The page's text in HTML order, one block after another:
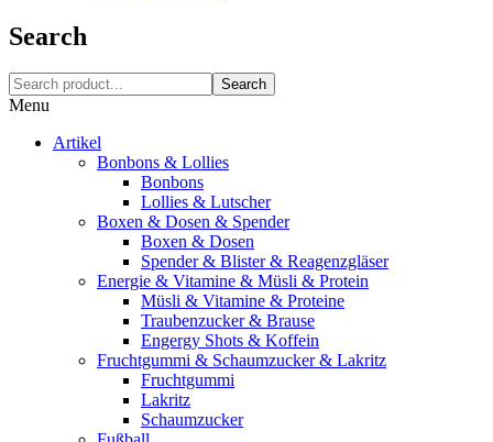
Search
Search
Menu
Artikel
Bonbons & Lollies
Bonbons
Lollies & Lutscher
Boxen & Dosen & Spender
Boxen & Dosen
Spender & Blister & Reagenzgläser
Energie & Vitamine & Müsli & Protein
Müsli & Vitamine & Proteine
Traubenzucker & Brause
Engergy Shots & Koffein
Fruchtgummi & Schaumzucker & Lakritz
Fruchtgummi
Lakritz
Schaumzucker